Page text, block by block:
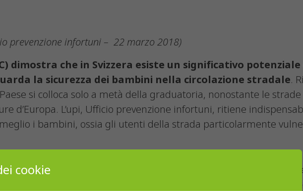
prevenzione infortuni – 22 marzo 2018)
dimostra che in Svizzera esiste un significativo potenziale
la sicurezza dei bambini nella circolazione stradale.
si colloca solo a metà della graduatoria, nonostante le strade
d’Europa. L’upi, Ufficio prevenzione infortuni, ritiene
i bambini, ossia gli utenti della strada particolarmente
che i bambini svizzeri si spostino in media più dei loro compagni
un tragitto supplementare fra il domicilio e la scuola
cookie